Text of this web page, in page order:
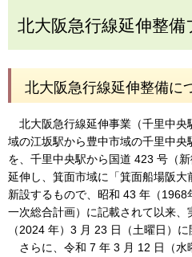
北大阪急行線延伸整
北大阪急行線延伸整備に
北大阪急行線延伸事業（千里中央
域の江坂駅から豊中市域の千里中
を、千里中央駅から国道 423 号（
延伸し、箕面市域に「箕面船場阪
新設するもので、昭和 43 年（
一次総合計画）に記載されて以来
（2024 年）3 月 23 日（土曜日）に
さらに、令和 7 年 3 月 12 日（水